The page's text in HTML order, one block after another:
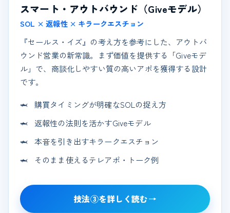
スマート・アウトバウンド（Giveモデル）
SOL × 返報性 × キラークエスチョン
『セールス・イズ』の考え方を参考にした、アウトバ
ウンド営業の新常識。まず価値を提供する「Giveモデ
ル」で、商談化しやすい質の高いアポを獲得する設計
です。
購買タイミングが明確なSOLの捉え方
返報性の法則を活かすGiveモデル
本音を引き出すキラークエスチョン
そのまま使えるテレアポ・トーク例
技法③を詳しく読む→